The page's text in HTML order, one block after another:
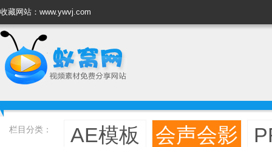
收藏网站：www.ywvj.com
栏目分类： AE模板 会声会影